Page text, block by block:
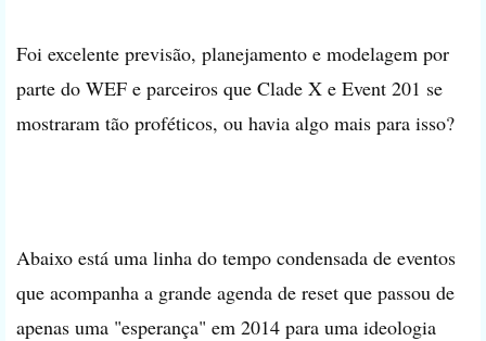
Foi excelente previsão, planejamento e modelagem por
parte do WEF e parceiros que Clade X e Event 201 se
mostraram tão proféticos, ou havia algo mais para isso?
Abaixo está uma linha do tempo condensada de eventos
que acompanha a grande agenda de reset que passou de
apenas uma "esperança" em 2014 para uma ideologia